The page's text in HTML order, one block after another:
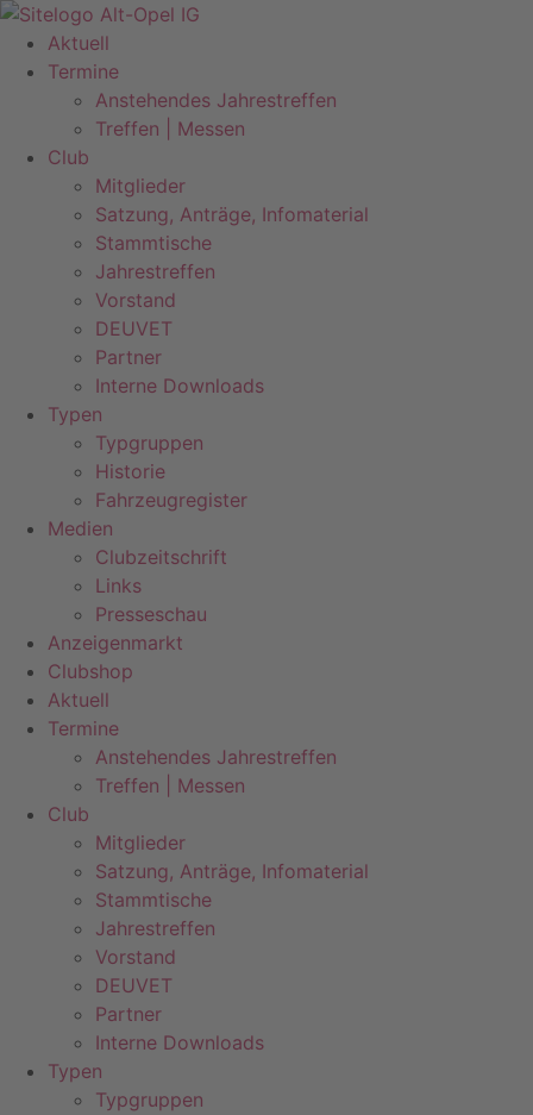
Zum
Inhalt
springen
Aktuell
Termine
Anstehendes Jahrestreffen
Treffen | Messen
Club
Mitglieder
Satzung, Anträge, Infomaterial
Stammtische
Jahrestreffen
Vorstand
DEUVET
Partner
Interne Downloads
Typen
Typgruppen
Historie
Fahrzeugregister
Medien
Clubzeitschrift
Links
Presseschau
Anzeigenmarkt
Clubshop
Aktuell
Termine
Anstehendes Jahrestreffen
Treffen | Messen
Club
Mitglieder
Satzung, Anträge, Infomaterial
Stammtische
Jahrestreffen
Vorstand
DEUVET
Partner
Interne Downloads
Typen
Typgruppen